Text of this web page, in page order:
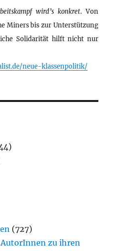
wird’s konkret. Von
Miners bis zur Unterstützung
Solidarität hilft nicht nur
neue-klassenpolitik/
(727)
zu ihren